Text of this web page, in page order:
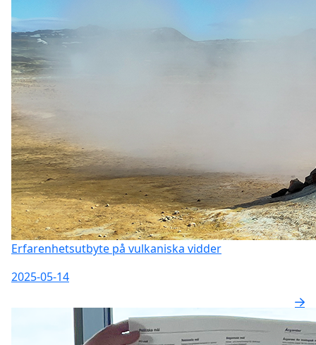
Erfarenhetsutbyte på vulkaniska vidder
2025-05-14